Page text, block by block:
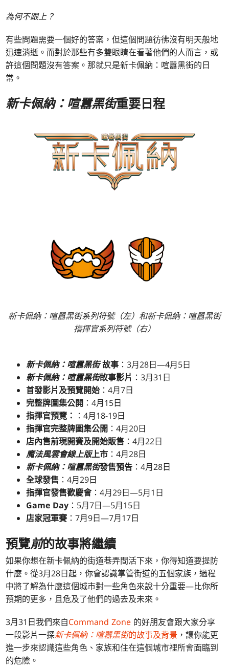
為何不跟上？
有些問題需要一個好的答案，但這個問題彷彿沒有明天般地
迅速消逝。而對於那些有多雙眼睛在看著他們的人而言，或
許這個問題沒有答案。那就只是新卡佩納：喧囂黑街的日
常。
新卡佩納：喧囂黑街重要日程
新卡佩納：喧囂黑街系列符號（左）和新卡佩納：喧囂黑街
指揮官系列符號（右）
新卡佩納：喧囂黑街故事 ：3月28日—4月5日
新卡佩納：喧囂黑街故事影片 ：3月31日
首發影片及預覽開始 ：4月7日
完整牌圖集公開 ：4月15日
指揮官預覽： ：4月18-19日
指揮官完整牌圖集公開 ：4月20日
店內售前現開賽及開始販售 ：4月22日
魔法風雲會線上版上市 ：4月28日
新卡佩納：喧囂黑街發售預告 ：4月28日
全球發售 ：4月29日
指揮官發售歡慶會：4月29日—5月1日
Game Day ：5月7日—5月15日
店家冠軍賽 ：7月9日—7月17日
預覽前的故事將繼續
如果你想在新卡佩納的街道巷弄間活下來，你得知道要提防
什麼。從3月28日起，你會認識掌管街道的五個家族，過程
中將了解為什麼這個城市對一些角色來說十分重要—比你所
預期的更多，且危及了他們的過去及未來。
3月31日我們來自Command Zone 的好朋友會跟大家分享
一段影片一探新卡佩納：喧囂黑街的故事及背景 ，讓你能更
進一步來認識這些角色、家族和住在這個城市裡所會面臨到
的危險。